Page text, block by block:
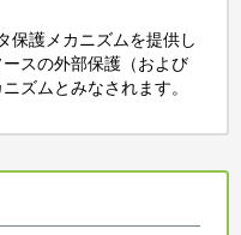
保護メカニズムを提供し
スの外部保護（および
ズムとみなされます。